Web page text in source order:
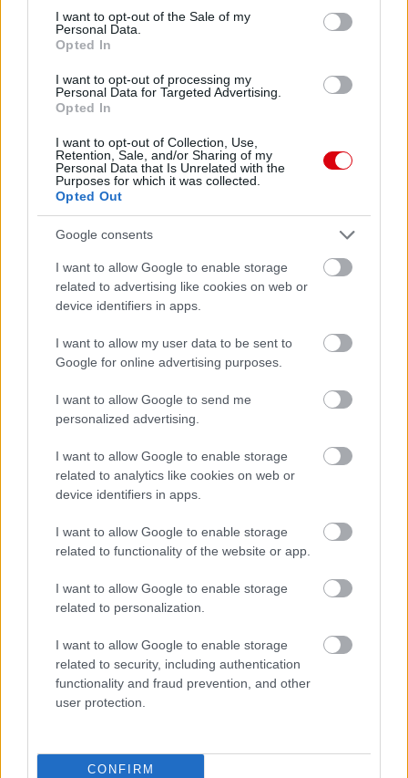
consent section.
I want to opt-out of the Sale of my
Personal Data.
Opted In
I want to opt-out of processing my
Personal Data for Targeted Advertising.
Opted In
I want to opt-out of Collection, Use,
Retention, Sale, and/or Sharing of my
Personal Data that Is Unrelated with the
Purposes for which it was collected.
Opted Out
Google consents
I want to allow Google to enable storage
related to advertising like cookies on web or
device identifiers in apps.
I want to allow my user data to be sent to
Google for online advertising purposes.
I want to allow Google to send me
personalized advertising.
I want to allow Google to enable storage
related to analytics like cookies on web or
device identifiers in apps.
I want to allow Google to enable storage
related to functionality of the website or app.
I want to allow Google to enable storage
related to personalization.
I want to allow Google to enable storage
related to security, including authentication
functionality and fraud prevention, and other
user protection.
CONFIRM
Meccs Center
Paris Saint-Germainvs
Manchester United
Felkészülési szezon 4. mérkőzés
Nya Ullevi, Göteborg
1 nap 8 óra 27 perc 5 másodperc
Leeds UnitedvsManchester United2026-08-12 20:30
ELŐZŐ MÉRKŐZÉSEK
Támogatás
Támogasd adományoddal
a ManUtdFanatics.hu működését!